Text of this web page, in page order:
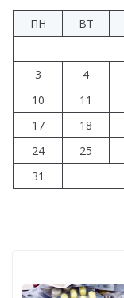
ПН
ВТ
3
4
10
11
17
18
24
25
31